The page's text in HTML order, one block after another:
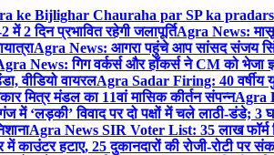
ke Bijlighar Chauraha par SP ka
2 दिन प्रभावित रहेगी जलापूर्तिAgra News:
Agra News: आगरा पहुंचे आप सांसद संजय सिंह,
News: गिग वर्कर्स और हॉकर्स ने CM को भेजा
वीडियो वायरलAgra Sadar Firing: 40 वर्षीय
मित्र मंडल का 11वां मासिक कीर्तन संपन्नAgra
‘लड़की’ विवाद पर दो पक्षों में चले लाठी-डंडे; 3
Agra News SIR Voter List: 35 लाख फॉर्म
हटाए, 25 दुकानदारों की रोजी-रोटी पर